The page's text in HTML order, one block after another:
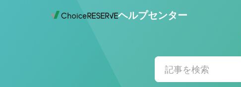
ヘルプセンター